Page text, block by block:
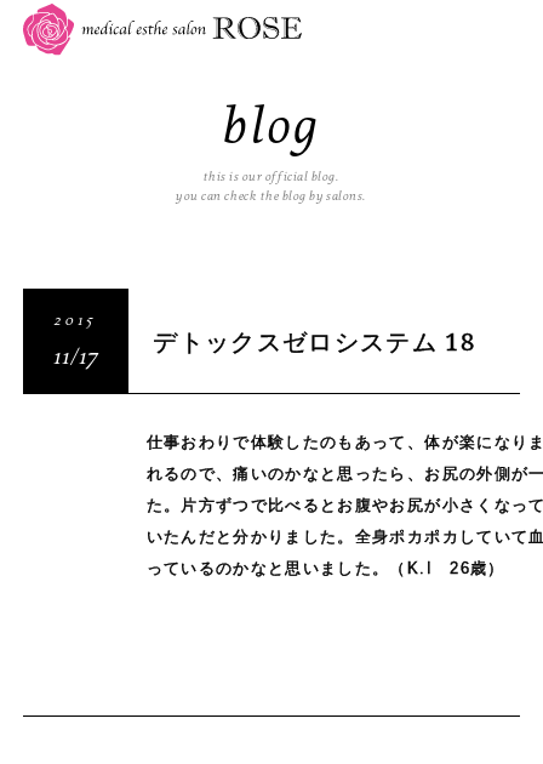
blog
this is our official blog.
you can check the blog by salons.
2015
11/17 デトックスゼロシステム 18
仕事おわりで体験したのもあって、体が楽になり
れるので、痛いのかなと思ったら、お尻の外側が
た。片方ずつで比べるとお腹やお尻が小さくなっ
いたんだと分かりました。全身ポカポカしていて
っているのかなと思いました。
（K.I 26歳）